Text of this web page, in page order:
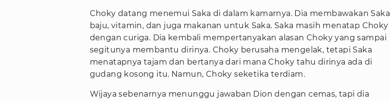
Choky datang menemui Saka di dalam kamarnya. Dia membawakan Saka
baju, vitamin, dan juga makanan untuk Saka. Saka masih menatap Choky
dengan curiga. Dia kembali mempertanyakan alasan Choky yang sampai
segitunya membantu dirinya. Choky berusaha mengelak, tetapi Saka
menatapnya tajam dan bertanya dari mana Choky tahu dirinya ada di
gudang kosong itu. Namun, Choky seketika terdiam.
Wijaya sebenarnya menunggu jawaban Dion dengan cemas, tapi dia